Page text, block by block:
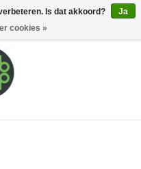
0 Artikelen - €0,00
Is dat akkoord?
Ja
cookies »